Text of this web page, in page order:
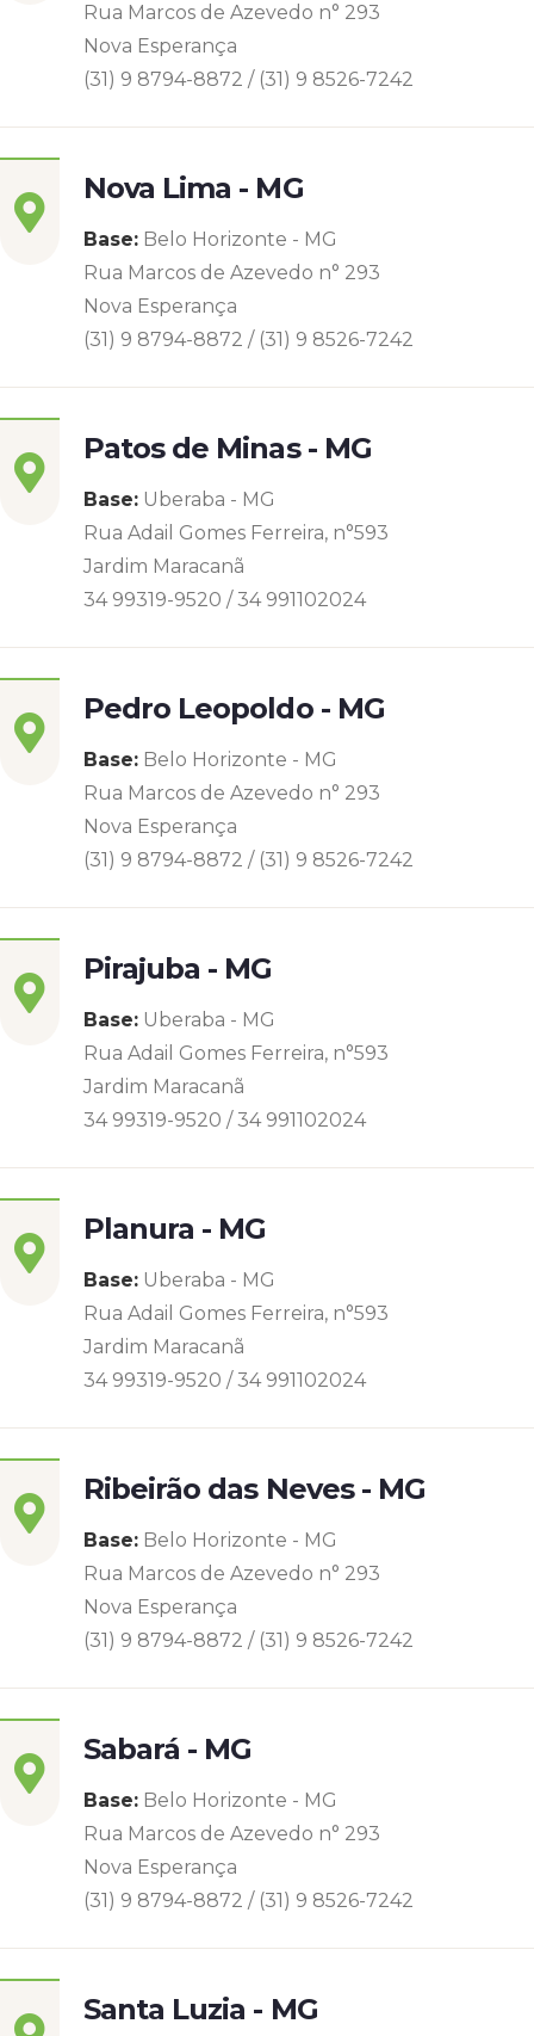
Rua Marcos de Azevedo n° 293
Nova Esperança
(31) 9 8794-8872 / (31) 9 8526-7242
Nova Lima - MG
Base: Belo Horizonte - MG
Rua Marcos de Azevedo n° 293
Nova Esperança
(31) 9 8794-8872 / (31) 9 8526-7242
Patos de Minas - MG
Base: Uberaba - MG
Rua Adail Gomes Ferreira, n°593
Jardim Maracanã
34 99319-9520 / 34 991102024
Pedro Leopoldo - MG
Base: Belo Horizonte - MG
Rua Marcos de Azevedo n° 293
Nova Esperança
(31) 9 8794-8872 / (31) 9 8526-7242
Pirajuba - MG
Base: Uberaba - MG
Rua Adail Gomes Ferreira, n°593
Jardim Maracanã
34 99319-9520 / 34 991102024
Planura - MG
Base: Uberaba - MG
Rua Adail Gomes Ferreira, n°593
Jardim Maracanã
34 99319-9520 / 34 991102024
Ribeirão das Neves - MG
Base: Belo Horizonte - MG
Rua Marcos de Azevedo n° 293
Nova Esperança
(31) 9 8794-8872 / (31) 9 8526-7242
Sabará - MG
Base: Belo Horizonte - MG
Rua Marcos de Azevedo n° 293
Nova Esperança
(31) 9 8794-8872 / (31) 9 8526-7242
Santa Luzia - MG